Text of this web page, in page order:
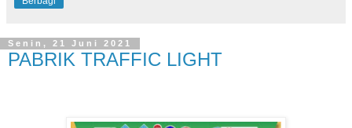
Senin, 21 Juni 2021
PABRIK TRAFFIC LIGHT